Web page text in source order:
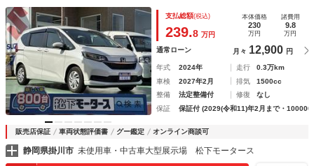
グ ＬＥＤヘッドランプ 両側パワースライドドア 運転席・
助手席シートヒーター ロールサンシェード
支払総額(税込)
239.8 万円
本体価格
230
万円
諸費用
9.8
万円
通常ローン 月々 12,900 円
年式 2024年 走行
0.3万km
車検
2027年2月 排気
1500cc
整備
法定整備付 修復
なし
保証
保証付 (2029(令和11)年2月まで・
販売店保証 車両状態評価書 グー鑑定 オンライン商談可
静岡県掛川市 未使用車・中古車大型展示場 松下モータース